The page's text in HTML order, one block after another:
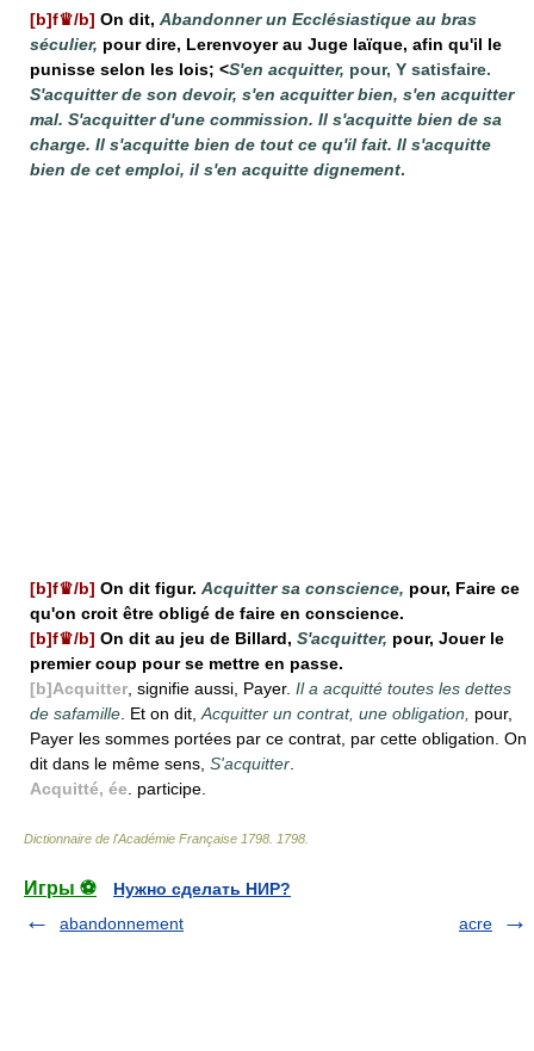
[b]f♛/b] On dit, Abandonner un Ecclésiastique au bras
séculier, pour dire, Lerenvoyer au Juge laïque, afin qu'il le
punisse selon les lois; <S'en acquitter, pour, Y satisfaire.
S'acquitter de son devoir, s'en acquitter bien, s'en acquitter
mal. S'acquitter d'une commission. Il s'acquitte bien de sa
charge. Il s'acquitte bien de tout ce qu'il fait. Il s'acquitte
bien de cet emploi, il s'en acquitte dignement.
[b]f♛/b] On dit figur. Acquitter sa conscience, pour, Faire ce
qu'on croit être obligé de faire en conscience.
[b]f♛/b] On dit au jeu de Billard, S'acquitter, pour, Jouer le
premier coup pour se mettre en passe.
[b]Acquitter , signifie aussi, Payer. Il a acquitté toutes les dettes
de safamille . Et on dit, Acquitter un contrat, une obligation, pour,
Payer les sommes portées par ce contrat, par cette obligation. On
dit dans le même sens, S'acquitter
Acquitté, ée . participe.
Dictionnaire de l'Académie Française 1798 1798
Игры ⚽
Нужно сделать НИР?
abandonnement
acre